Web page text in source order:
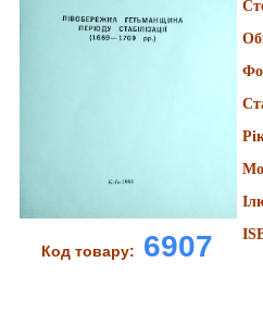
Код товару: 6907